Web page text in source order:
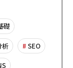
礎
析 SEO